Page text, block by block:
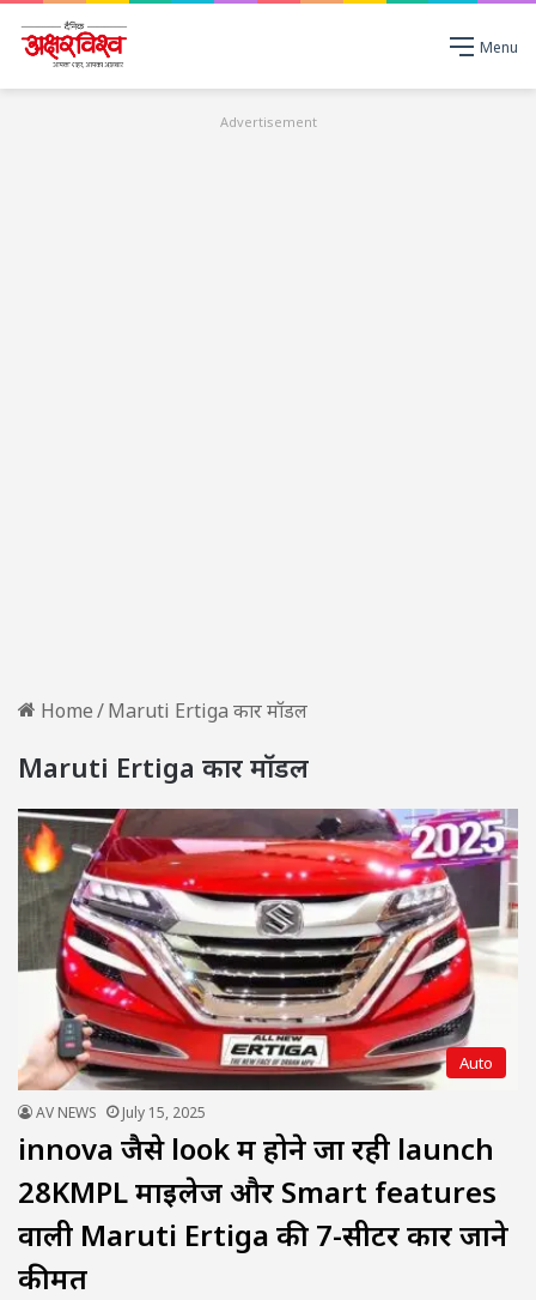
Menu
Advertisement
Home/Maruti Ertiga कार मॉडल
Maruti Ertiga कार मॉडल
Auto
AV NEWS July 15, 2025
innova जैसे look में होने जा रही launch
28KMPL माइलेज और Smart features
वाली Maruti Ertiga की 7-सीटर कार जाने
कीमत